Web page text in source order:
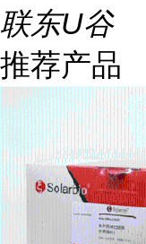
联东U谷
推荐产品